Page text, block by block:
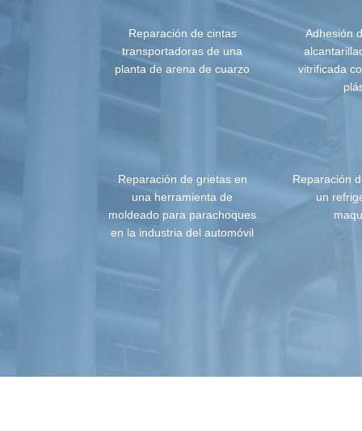
Reparación de cintas
transportadoras de una
planta de arena de cuarzo
Adhesión
vitrificada
Reparación de grietas en
una herramienta de
moldeado para parachoques
en la industria del automóvil
Reparación
un